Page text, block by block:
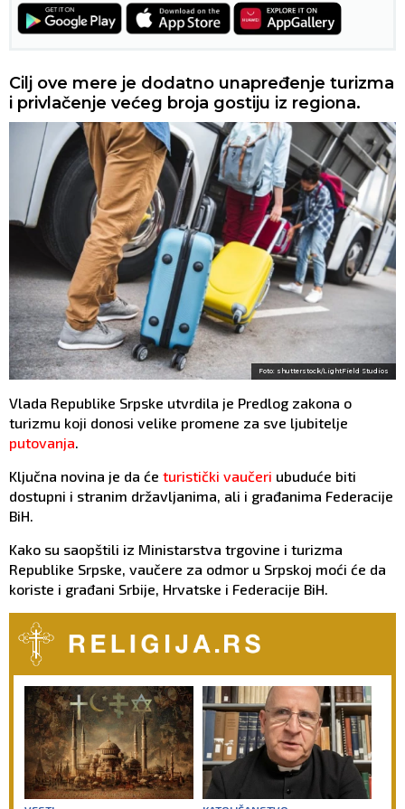
Cilj ove mere je dodatno unapređenje turizma
i privlačenje većeg broja gostiju iz regiona.
Foto: shutterstock/LightField Studios
Vlada Republike Srpske utvrdila je Predlog zakona o
turizmu koji donosi velike promene za sve ljubitelje
putovanja.
Ključna novina je da će turistički vaučeri ubuduće biti
dostupni i stranim državljanima, ali i građanima Federacije
BiH.
Kako su saopštili iz Ministarstva trgovine i turizma
Republike Srpske, vaučere za odmor u Srpskoj moći će da
koriste i građani Srbije, Hrvatske i Federacije BiH.